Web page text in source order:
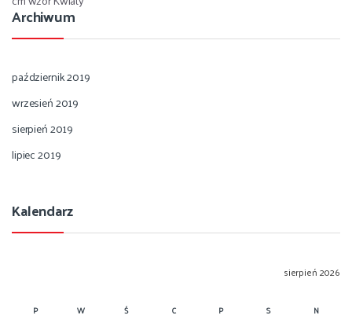
Archiwum
październik 2019
wrzesień 2019
sierpień 2019
lipiec 2019
Kalendarz
sierpień 2026
P W Ś C P S N